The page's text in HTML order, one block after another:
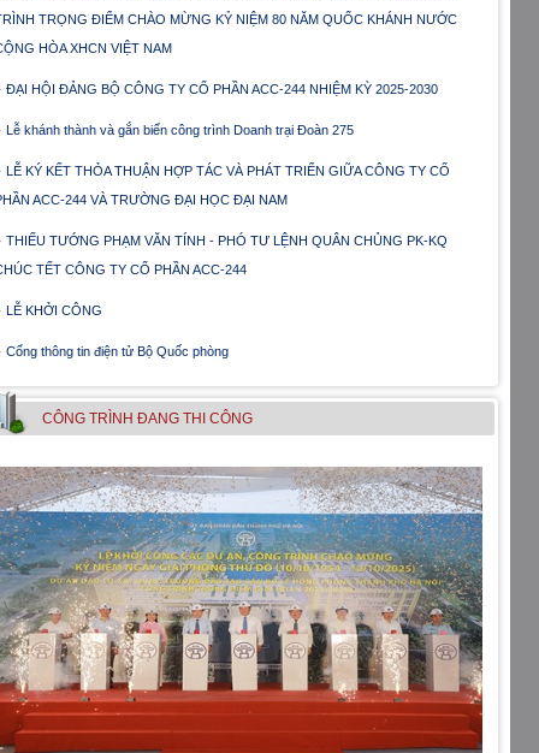
TRỌNG ĐIỂM CHÀO MỪNG KỶ NIỆM 80 NĂM QUỐC KHÁNH NƯỚC
HÒA XHCN VIỆT NAM
ĐẠI HỘI ĐẢNG BỘ CÔNG TY CỔ PHẦN ACC-244 NHIỆM KỲ 2025-2030
Lễ khánh thành và gắn biển công trình Doanh trại Đoàn 275
LỄ KÝ KẾT THỎA THUẬN HỢP TÁC VÀ PHÁT TRIỂN GIỮA CÔNG TY CỔ
ACC-244 VÀ TRƯỜNG ĐẠI HỌC ĐẠI NAM
THIẾU TƯỚNG PHẠM VĂN TÍNH - PHÓ TƯ LỆNH QUÂN CHỦNG PK-KQ
TẾT CÔNG TY CỔ PHẦN ACC-244
LỄ KHỞI CÔNG
Cổng thông tin điện tử Bộ Quốc phòng
CÔNG TRÌNH ÐANG THI CÔNG